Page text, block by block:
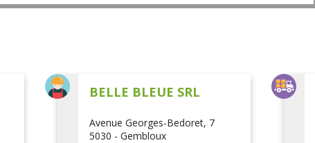
BELLE BLEUE SRL
Avenue Georges-Bedoret, 7
5030 - Gembloux